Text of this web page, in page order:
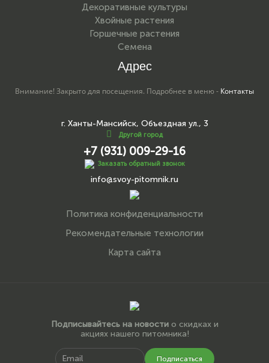
Декоративные культуры
Хвойные растения
Горшечные растения
Семена
Адрес
Внимание! Закрыто для посещения. Подробнее в меню - Контакты
г. Ханты-Мансийск, Объездная ул., 3
Другой город
+7 (931) 009-29-16
Заказать обратный звонок
info@svoy-pitomnik.ru
Политика конфиденциальности
Рекомендательные технологии
Карта сайта
Подписывайтесь на новостио скидках и
акциях нашего питомника!
Подписаться